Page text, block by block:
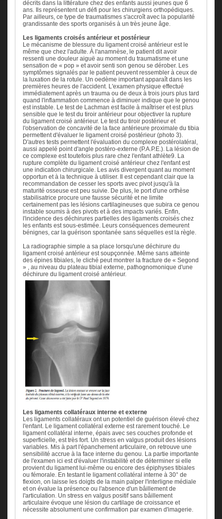
décrits dans la littérature chez des enfants aussi jeunes que 6
ans. Ils représentent un défi pour les chirurgiens orthopédiques.
Par ailleurs, ce type de traumatismes s'accroît avec la popularité
grandissante des sports organisés à un très jeune âge.
Les ligaments croisés antérieur et postérieur
Le mécanisme de blessure du ligament croisé antérieur est le
même que chez l'adulte. À l'anamnèse, le patient dit avoir
ressenti une douleur aiguë au moment du traumatisme et une
sensation de « pop » et avoir senti son genou se dérober. Les
symptômes signalés par le patient peuvent ressembler à ceux de
la luxation de la rotule. Un oedème important apparaît dans les
premières heures de l'accident. L'examen physique effectué
immédiatement après un trauma ou de deux à trois jours plus tard
quand l'inflammation commence à diminuer indique que le genou
est instable. Le test de Lachman est facile à maîtriser et est plus
sensible que le test du tiroir antérieur pour objectiver la rupture
du ligament croisé antérieur. Le test du tiroir postérieur et
l'observation de concavité de la face antérieure proximale du tibia
permettent d'évaluer le ligament croisé postérieur (photo 3).
D'autres tests permettent l'évaluation du complexe postérolatéral,
aussi appelé point d'angle postéro-externe (P.A.P.E.). La lésion de
ce complexe est toutefois plus rare chez l'enfant athlète9. La
rupture complète du ligament croisé antérieur chez l'enfant est
une indication chirurgicale. Les avis divergent quant au moment
opportun et à la technique à utiliser. Il est cependant clair que la
recommandation de cesser les sports avec pivot jusqu'à la
maturité osseuse est peu suivie. De plus, le port d'une orthèse
stabilisatrice procure une fausse sécurité et ne limite
certainement pas les lésions cartilagineuses que subira ce genou
instable soumis à des pivots et à des impacts variés. Enfin,
l'incidence des déchirures partielles des ligaments croisés chez
les enfants est sous-estimée. Leurs conséquences demeurent
bénignes, car la guérison spontanée sans séquelles est la règle.
La radiographie simple a sa place lorsqu'une déchirure du
ligament croisé antérieur est soupçonnée. Même sans atteinte
des épines tibiales, le cliché peut montrer la fracture de « Segond
» , au niveau du plateau tibial externe, pathognomonique d'une
déchirure du ligament croisé antérieur.
Les ligaments collatéraux interne et externe
Les ligaments collatéraux ont un potentiel de guérison élevé chez
l'enfant. Le ligament collatéral externe est rarement touché. Le
ligament collatéral interne, épais avec ses couches profonde et
superficielle, est très fort. Un stress en valgus produit des lésions
variables. Mis à part l'épanchement articulaire, on retrouve une
sensibilité accrue à la face interne du genou. La partie importante
de l'examen ici est d'évaluer l'instabilité et de déterminer si elle
provient du ligament lui-même ou encore des épiphyses tibiales
ou fémorale. En testant le ligament collatéral interne à 30° de
flexion, on laisse les doigts de la main palper l'interligne médiale
et on évalue la présence ou l'absence d'un bâillement de
l'articulation. Un stress en valgus positif sans bâillement
articulaire évoque une lésion du cartilage de croissance et
nécessite absolument une confirmation par examen d'imagerie.